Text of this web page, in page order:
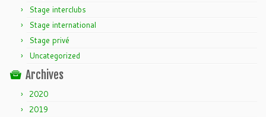
Stage interclubs
Stage international
Stage privé
Uncategorized
Archives
2020
2019